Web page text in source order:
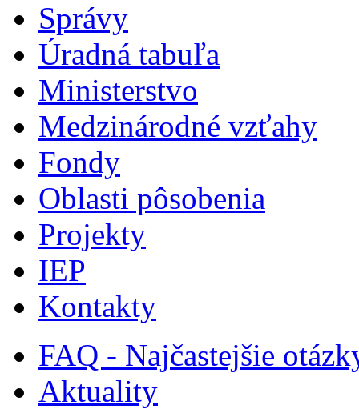
Správy
Úradná tabuľa
Ministerstvo
Medzinárodné vzťahy
Fondy
Oblasti pôsobenia
Projekty
IEP
Kontakty
FAQ - Najčastejšie
Aktuality